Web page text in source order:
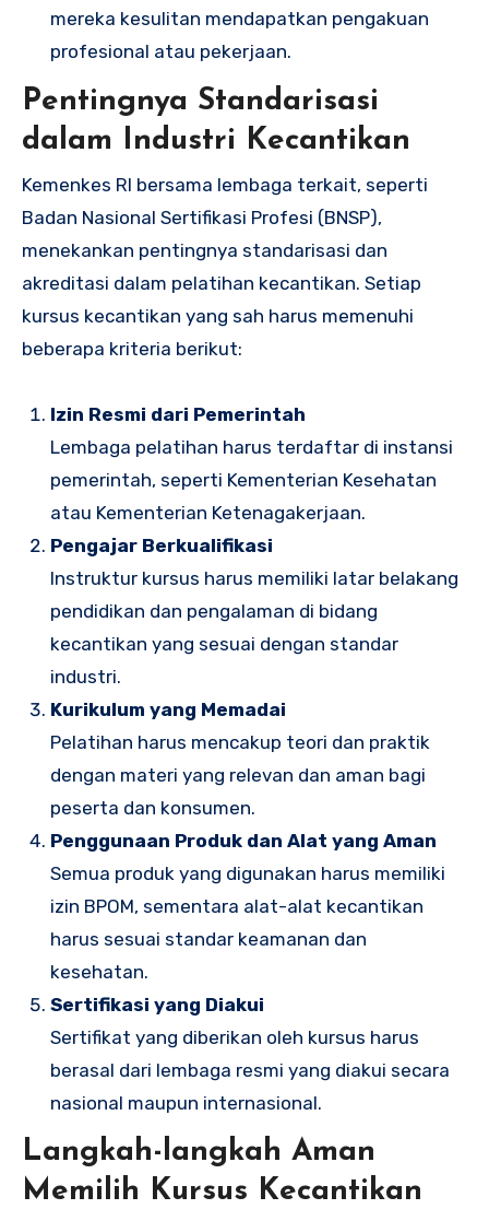
mereka kesulitan mendapatkan pengakuan
profesional atau pekerjaan.
Pentingnya Standarisasi
dalam Industri Kecantikan
Kemenkes RI bersama lembaga terkait, seperti
Badan Nasional Sertifikasi Profesi (BNSP),
menekankan pentingnya standarisasi dan
akreditasi dalam pelatihan kecantikan. Setiap
kursus kecantikan yang sah harus memenuhi
beberapa kriteria berikut:
Izin Resmi dari Pemerintah
Lembaga pelatihan harus terdaftar di instansi
pemerintah, seperti Kementerian Kesehatan
atau Kementerian Ketenagakerjaan.
Pengajar Berkualifikasi
Instruktur kursus harus memiliki latar belakang
pendidikan dan pengalaman di bidang
kecantikan yang sesuai dengan standar
industri.
Kurikulum yang Memadai
Pelatihan harus mencakup teori dan praktik
dengan materi yang relevan dan aman bagi
peserta dan konsumen.
Penggunaan Produk dan Alat yang Aman
Semua produk yang digunakan harus memiliki
izin BPOM, sementara alat-alat kecantikan
harus sesuai standar keamanan dan
kesehatan.
Sertifikasi yang Diakui
Sertifikat yang diberikan oleh kursus harus
berasal dari lembaga resmi yang diakui secara
nasional maupun internasional.
Langkah-langkah Aman
Memilih Kursus Kecantikan